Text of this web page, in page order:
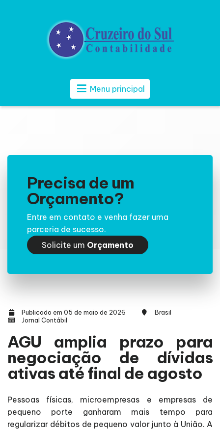
Menu principal
Precisa de um
Orçamento?
Entre em contato e venha fazer uma
parceria de sucesso.
Solicite um Orçamento
Publicado em 05 de maio de 2026
Brasil
Jornal Contábil
AGU amplia prazo para
negociação de dívidas
ativas até final de agosto
Pessoas físicas, microempresas e empresas de
pequeno porte ganharam mais tempo para
regularizar débitos de pequeno valor junto à União. A